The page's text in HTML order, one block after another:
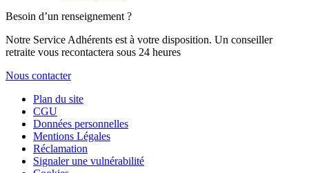
Besoin d’un renseignement ?
Notre Service Adhérents est à votre disposition. Un conseiller
retraite vous recontactera sous 24 heures
Nous contacter
Plan du site
CGU
Données personnelles
Mentions Légales
Réclamation
Signaler une vulnérabilité